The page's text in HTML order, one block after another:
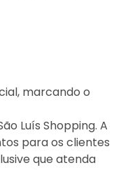
marcando o
Luís Shopping. A
para os clientes
que atenda